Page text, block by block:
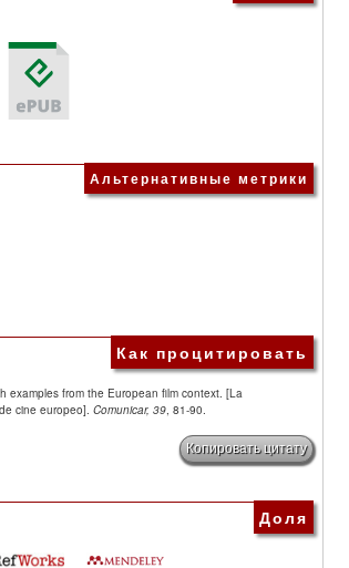
Альтернативные метрики
Как процитировать
examples from the European film context. [La
cine europeo]. Comunicar, 39, 81-90.
Копировать цитату
Доля